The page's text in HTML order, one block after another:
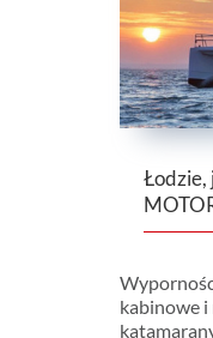
Łodzie,
kabinowe